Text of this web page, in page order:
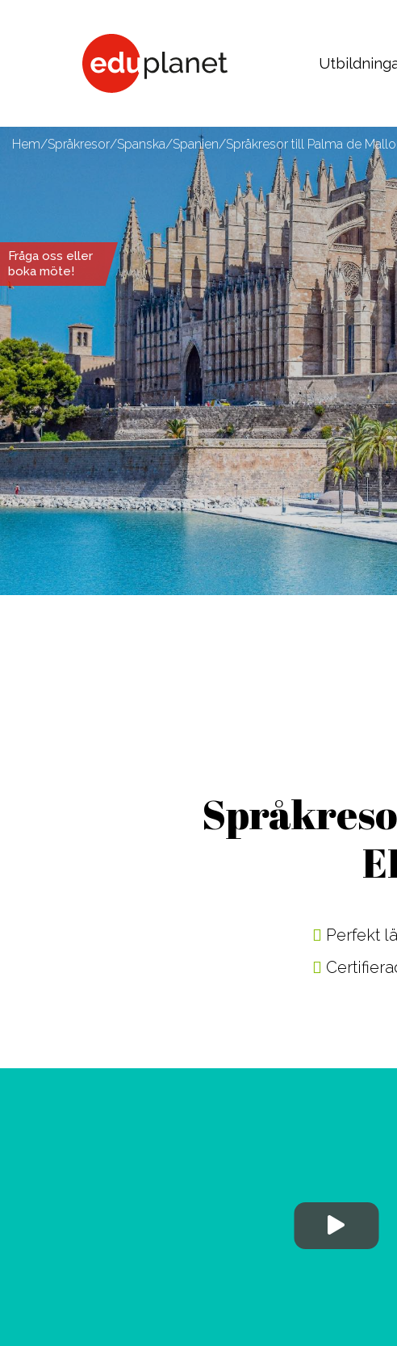
COLLEGE & UNIVERSITET
Business, Human Resources
Fashion, Design, Art, Architecture
Graphic Design, Web, Game
Film, Photo, Drama, Dance
Music, Music Business
Environment, Natural Science
IT, Computer, Engineering, Aviation
Medicin,
Social
Media,
Sport,
Tourism,
Hem/Språkresor/Spanska/Spanien/Språkresor till Palma de
Perfekt
Fråga oss eller
boka möte!